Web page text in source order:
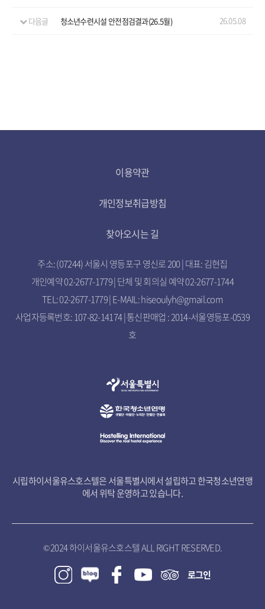
다음글 청소년수련시설 안전점검결과(26.5월) 26.05.08
이용약관
개인정보취급방침
찾아오시는 길
주소: (07244) 서울시 영등포구 영신로 200 | 대표: 김현집
개인예약 02-2677-1779 | 단체 및 회의실 예약 02-2677-1744
TEL: 02-2677-1779 | E-MAIL: hiseoulyh@gmail.com
사업자등록번호: 107-82-14174 | 통신판매업 : 2014-서울영등포-0539
호
시립하이서울유스호스텔은 서울특별시에서 설립하고 한국청소년연맹
에서 위탁 운영하고 있습니다.
© 2024 하이서울유스호스텔 ALL RIGHT RESERVED.
로그인